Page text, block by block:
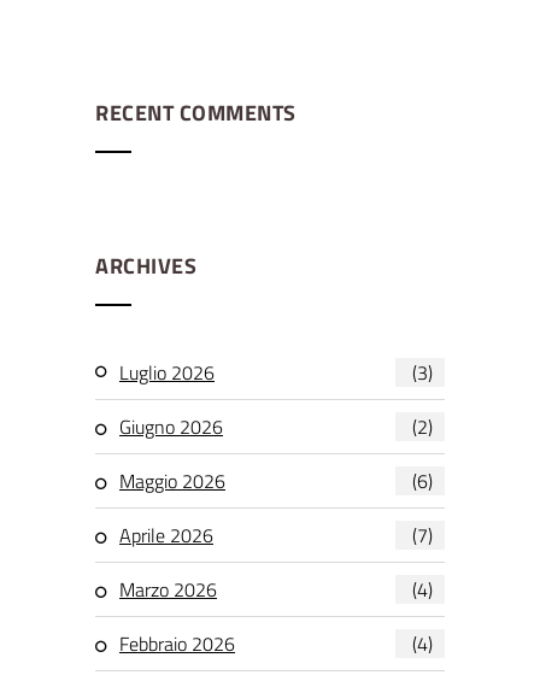
RECENT COMMENTS
ARCHIVES
Luglio 2026
(3)
Giugno 2026
(2)
Maggio 2026
(6)
Aprile 2026
(7)
Marzo 2026
(4)
Febbraio 2026
(4)